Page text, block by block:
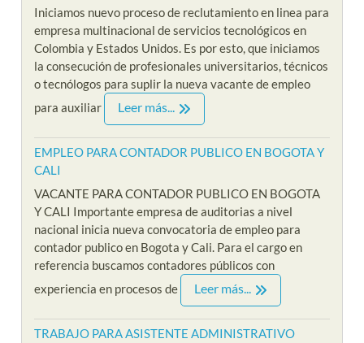
Iniciamos nuevo proceso de reclutamiento en linea para
empresa multinacional de servicios tecnológicos en
Colombia y Estados Unidos. Es por esto, que iniciamos
la consecución de profesionales universitarios, técnicos
o tecnólogos para suplir la nueva vacante de empleo
para auxiliar
Leer más...
EMPLEO PARA CONTADOR PUBLICO EN BOGOTA Y
CALI
VACANTE PARA CONTADOR PUBLICO EN BOGOTA
Y CALI Importante empresa de auditorias a nivel
nacional inicia nueva convocatoria de empleo para
contador publico en Bogota y Cali. Para el cargo en
referencia buscamos contadores públicos con
experiencia en procesos de
Leer más...
TRABAJO PARA ASISTENTE ADMINISTRATIVO